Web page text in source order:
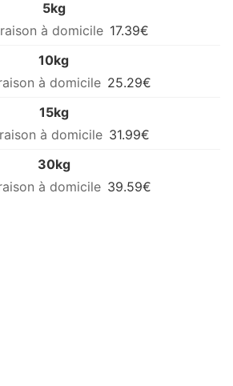
5kg
17.39€
10kg
25.29€
15kg
31.99€
30kg
39.59€